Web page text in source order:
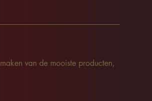
van de mooiste producten,